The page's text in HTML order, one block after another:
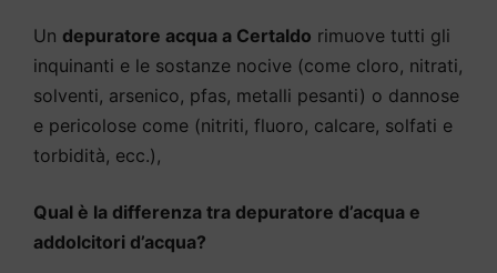
Un depuratore acqua a Certaldo rimuove tutti gli
inquinanti e le sostanze nocive (come cloro, nitrati,
solventi, arsenico, pfas, metalli pesanti) o dannose
e pericolose come (nitriti, fluoro, calcare, solfati e
torbidità, ecc.),
Qual è la differenza tra depuratore d’acqua e
addolcitori d’acqua?